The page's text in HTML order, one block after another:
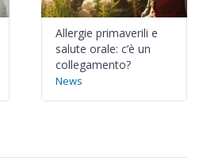
Allergie primaverili e
salute orale: c’è un
collegamento?
News